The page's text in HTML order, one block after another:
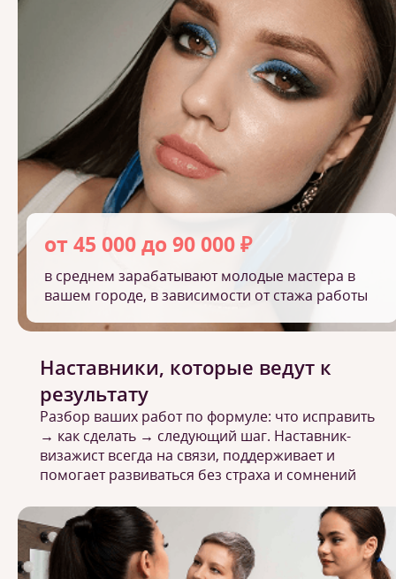
от 45 000 до 90 000 ₽
в среднем зарабатывают молодые мастера в
вашем городе, в зависимости от стажа работы
Наставники, которые ведут к
результату
Разбор ваших работ по формуле: что исправить
→ как сделать → следующий шаг. Наставник-
визажист всегда на связи, поддерживает и
помогает развиваться без страха и сомнений